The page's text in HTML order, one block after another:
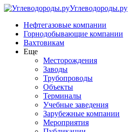
Углеводороды.ру
Нефтегазовые компании
Горнодобывающие компании
Вахтовикам
Еще
Месторождения
Заводы
Трубопроводы
Объекты
Терминалы
Учебные заведения
Зарубежные компании
Мероприятия